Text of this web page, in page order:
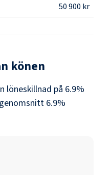
50 900 kr
könen
löneskillnad på 6.9%
6.9%